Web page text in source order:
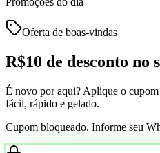
Oferta de boas-vindas
R$10 de desconto no
É novo por aqui? Aplique o
fácil, rápido e gelado.
Cupom bloqueado. Informe seu